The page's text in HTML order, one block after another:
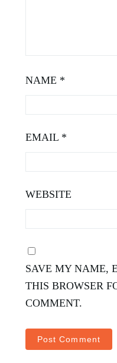
NAME *
EMAIL *
WEBSITE
SAVE MY NAME,
THIS BROWSER
COMMENT.